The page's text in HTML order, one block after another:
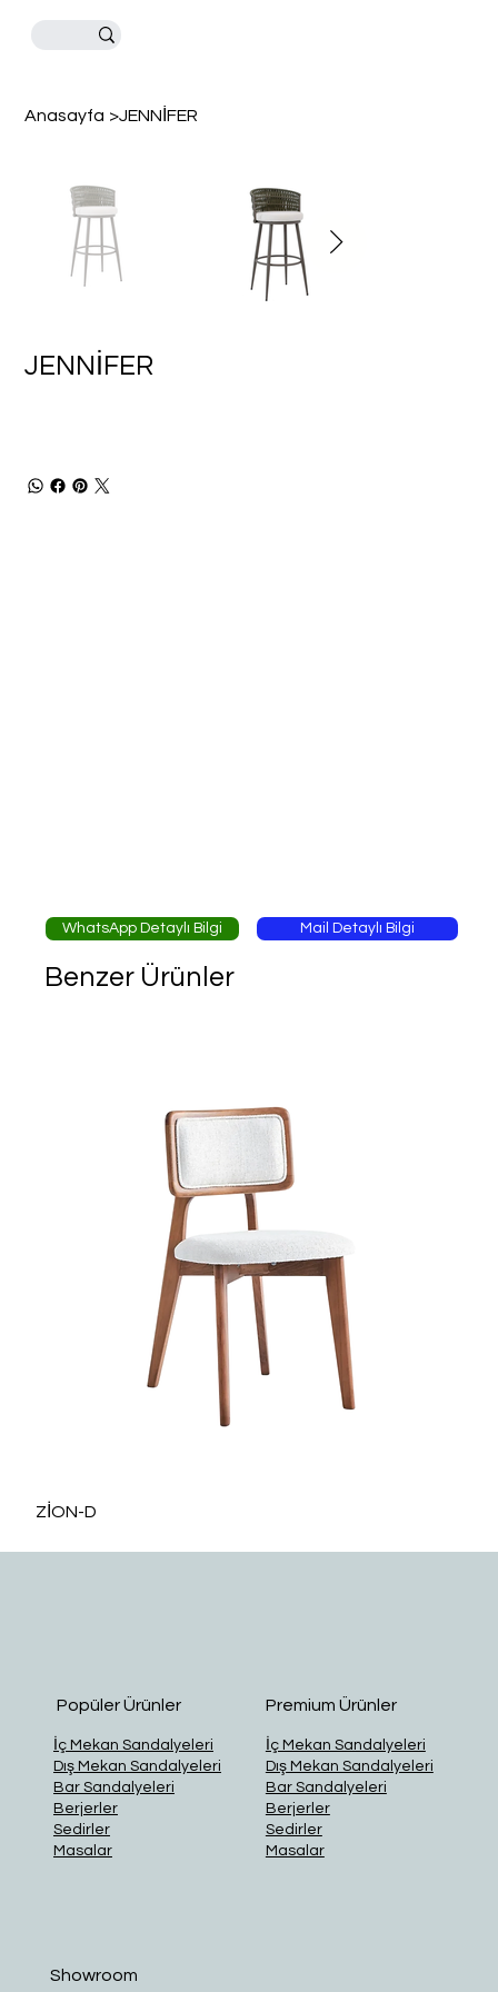
Anasayfa >JENNİFER
JENNİFER
WhatsApp Detaylı Bilgi Mail Detaylı Bilgi
Benzer Ürünler
ZİON-D
Showroom
Popüler Ürünler
İç Mekan Sandalyeleri
Dış Mekan Sandalyeleri
Bar Sandalyeleri
Berjerler
Sedirler
Masalar
Premium Ürünler
İç Mekan Sandalyeleri
Dış Mekan Sandalyeleri
Bar Sandalyeleri
Berjerler
Sedirler
Masalar